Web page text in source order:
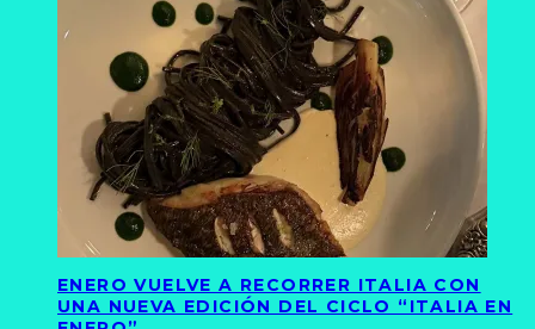
ENERO VUELVE A RECORRER ITALIA CON
UNA NUEVA EDICIÓN DEL CICLO “ITALIA EN